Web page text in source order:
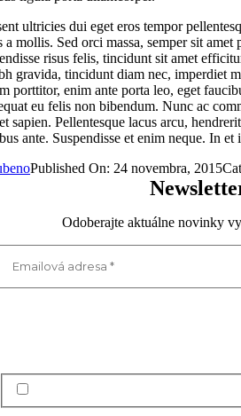
ultricies dui eget eros tempor
a mollis. Sed orci massa, semper sit
risus felis, tincidunt sit amet
gravida, tincidunt diam nec, imperdiet
porttitor, enim ante porta leo, eget
eu felis non bibendum. Nunc ac
sapien. Pellentesque lacus arcu,
ante. Suspendisse et enim neque. In et
Published On: 24 novembra, 2015
Odoberajte aktuálne novinky